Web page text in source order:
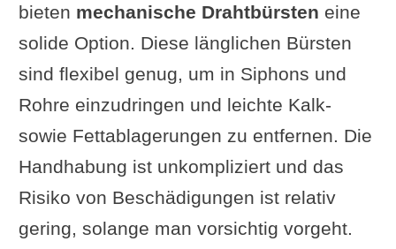
bieten mechanische Drahtbürsten eine
solide Option. Diese länglichen Bürsten
sind flexibel genug, um in Siphons und
Rohre einzudringen und leichte Kalk-
sowie Fettablagerungen zu entfernen. Die
Handhabung ist unkompliziert und das
Risiko von Beschädigungen ist relativ
gering, solange man vorsichtig vorgeht.